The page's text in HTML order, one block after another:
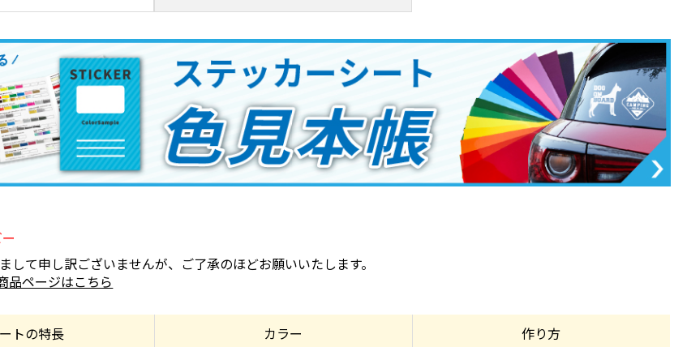
して申し訳ございませんが、ご了承のほどお願いいたします。
品ページはこちら
トの特長 カラー 作り方